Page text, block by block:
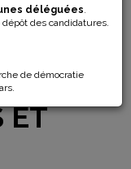
déléguées.
dépôt des candidatures.
de démocratie
ET